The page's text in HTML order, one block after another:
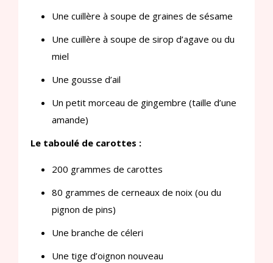
Une cuillère à soupe de graines de sésame
Une cuillère à soupe de sirop d’agave ou du
miel
Une gousse d’ail
Un petit morceau de gingembre (taille d’une
amande)
Le taboulé de carottes :
200 grammes de carottes
80 grammes de cerneaux de noix (ou du
pignon de pins)
Une branche de céleri
Une tige d’oignon nouveau